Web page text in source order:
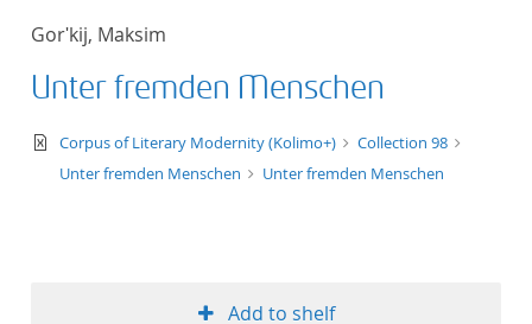
Gorʹkij, Maksim
Unter fremden Menschen
text/xml
Corpus of Literary Modernity (Kolimo+)
Collection 98
Unter fremden Menschen
Unter fremden Menschen
Add to shelf